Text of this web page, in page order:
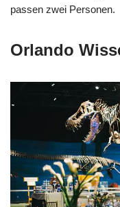
passen zwei Personen.
Orlando